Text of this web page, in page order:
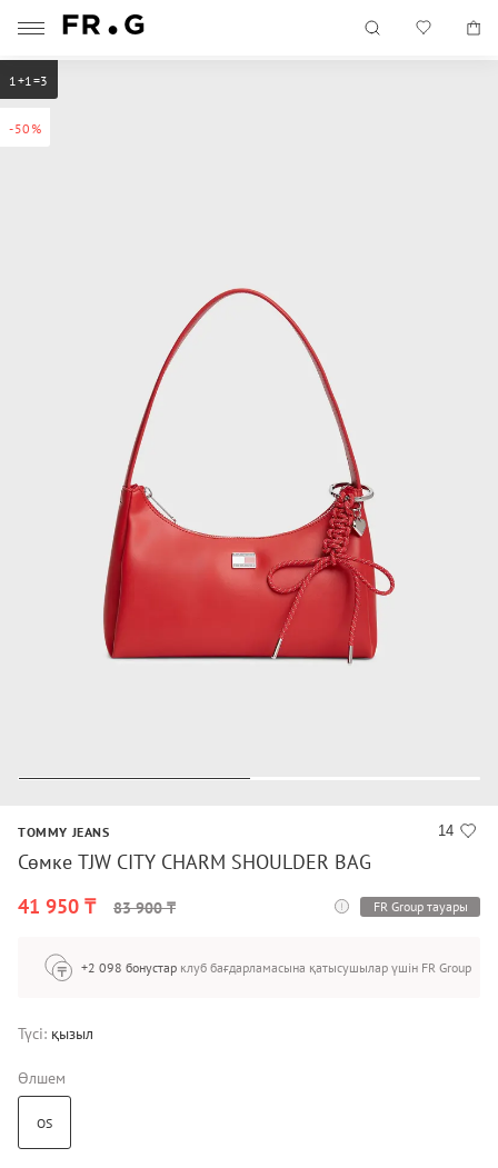
-50%
1+1=3
14
TOMMY JEANS
Сөмке TJW CITY CHARM SHOULDER BAG
41 950 ₸
83 900 ₸ FR Group тауары
+2 098 бонустар клуб бағдарламасына қатысушылар үшін FR Group
Түсі: қызыл
Өлшем
OS